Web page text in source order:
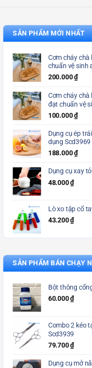
SẢN PHẨM MỚI NHẤT
Cơm cháy
chuẩn vệ sinh
200.000₫
Cơm cháy
đạt chuẩn vệ
100.000₫
Dụng cụ ép
dụng Scd3969
188.000₫
Dụng cụ xay
48.000₫
Lò xo tập cổ
43.200₫
SẢN PHẨM BÁN CHẠY
Bột thông
60.000₫
Combo 2 kéo
Scd3939
79.700₫
Dụng cụ mở